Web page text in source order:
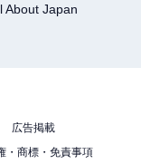
About Japan
広告掲載
・商標・免責事項